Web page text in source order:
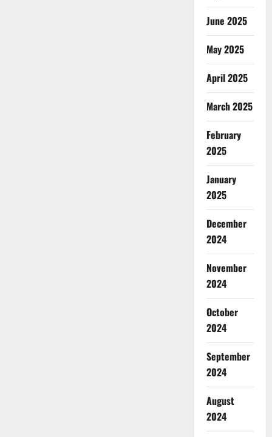
June 2025
May 2025
April 2025
March 2025
February
2025
January
2025
December
2024
November
2024
October
2024
September
2024
August
2024